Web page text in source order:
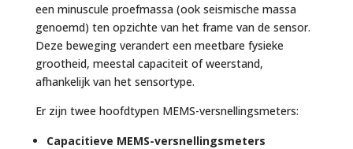
een minuscule proefmassa (ook seismische massa
genoemd) ten opzichte van het frame van de sensor.
Deze beweging verandert een meetbare fysieke
grootheid, meestal capaciteit of weerstand,
afhankelijk van het sensortype.
Er zijn twee hoofdtypen MEMS-versnellingsmeters:
Capacitieve MEMS-versnellingsmeters